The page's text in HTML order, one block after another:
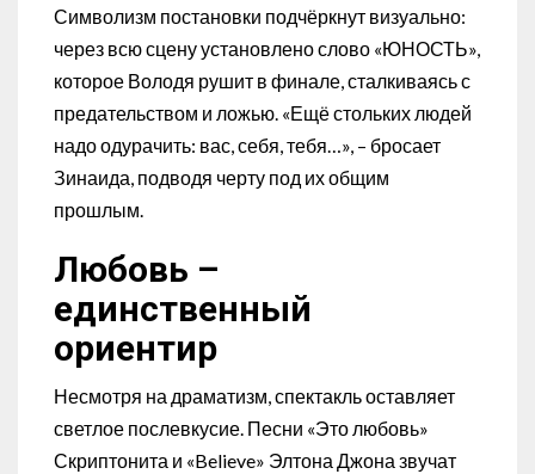
Символизм постановки подчёркнут визуально:
через всю сцену установлено слово «ЮНОСТЬ»,
которое Володя рушит в финале, сталкиваясь с
предательством и ложью. «Ещё стольких людей
надо одурачить: вас, себя, тебя…», – бросает
Зинаида, подводя черту под их общим
прошлым.
Любовь –
единственный
ориентир
Несмотря на драматизм, спектакль оставляет
светлое послевкусие. Песни «Это любовь»
Скриптонита и «Believe» Элтона Джона звучат